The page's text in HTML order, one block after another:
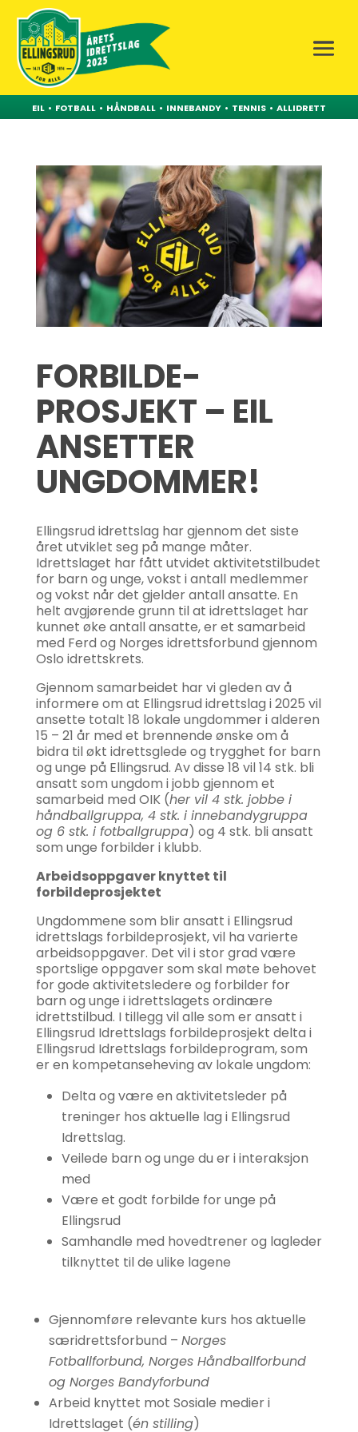
EIL • FOTBALL • HÅNDBALL • INNEBANDY • TENNIS • ALLIDRETT
FORBILDE-
PROSJEKT – EIL
ANSETTER
UNGDOMMER!
Ellingsrud idrettslag har gjennom det siste
året utviklet seg på mange måter.
Idrettslaget har fått utvidet aktivitetstilbudet
for barn og unge, vokst i antall medlemmer
og vokst når det gjelder antall ansatte. En
helt avgjørende grunn til at idrettslaget har
kunnet øke antall ansatte, er et samarbeid
med Ferd og Norges idrettsforbund gjennom
Oslo idrettskrets.
Gjennom samarbeidet har vi gleden av å
informere om at Ellingsrud idrettslag i 2025 vil
ansette totalt 18 lokale ungdommer i alderen
15 – 21 år med et brennende ønske om å
bidra til økt idrettsglede og trygghet for barn
og unge på Ellingsrud. Av disse 18 vil 14 stk. bli
ansatt som ungdom i jobb gjennom et
samarbeid med OIK (her vil 4 stk. jobbe i
håndballgruppa, 4 stk. i innebandygruppa
og 6 stk. i fotballgruppa) og 4 stk. bli ansatt
som unge forbilder i klubb.
Arbeidsoppgaver knyttet til
forbildeprosjektet
Ungdommene som blir ansatt i Ellingsrud
idrettslags forbildeprosjekt, vil ha varierte
arbeidsoppgaver. Det vil i stor grad være
sportslige oppgaver som skal møte behovet
for gode aktivitetsledere og forbilder for
barn og unge i idrettslagets ordinære
idrettstilbud. I tillegg vil alle som er ansatt i
Ellingsrud Idrettslags forbildeprosjekt delta i
Ellingsrud Idrettslags forbildeprogram, som
er en kompetanseheving av lokale ungdom:
Delta og være en aktivitetsleder på
treninger hos aktuelle lag i Ellingsrud
Idrettslag.
Veilede barn og unge du er i interaksjon
med
Være et godt forbilde for unge på
Ellingsrud
Samhandle med hovedtrener og lagleder
tilknyttet til de ulike lagene
Gjennomføre relevante kurs hos aktuelle
særidrettsforbund – Norges
Fotballforbund, Norges Håndballforbund
og Norges Bandyforbund
Arbeid knyttet mot Sosiale medier i
Idrettslaget (én stilling)